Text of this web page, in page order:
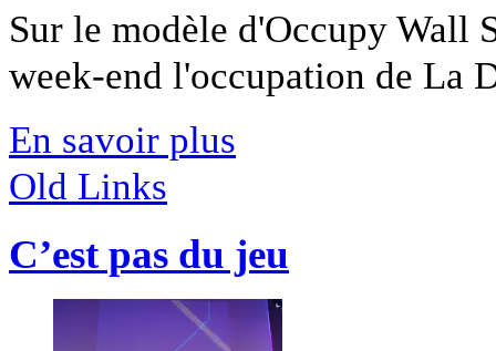
Sur le modèle d'Occupy Wall
week-end l'occupation de La
En savoir plus
Old Links
C’est pas du jeu